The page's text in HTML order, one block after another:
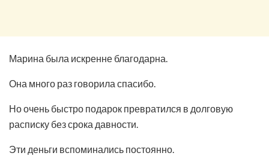
Марина была искренне благодарна.
Она много раз говорила спасибо.
Но очень быстро подарок превратился в долговую
расписку без срока давности.
Эти деньги вспоминались постоянно.